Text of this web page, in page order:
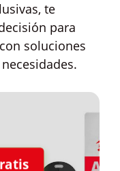
te
para
soluciones